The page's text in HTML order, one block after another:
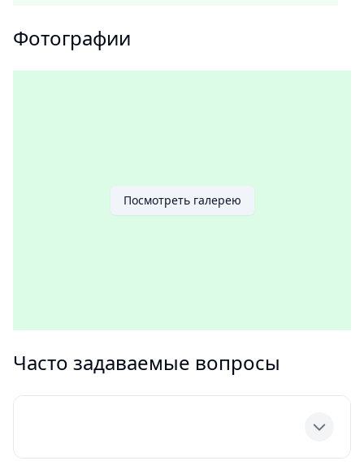
Фотографии
Посмотреть галерею
Часто задаваемые вопросы